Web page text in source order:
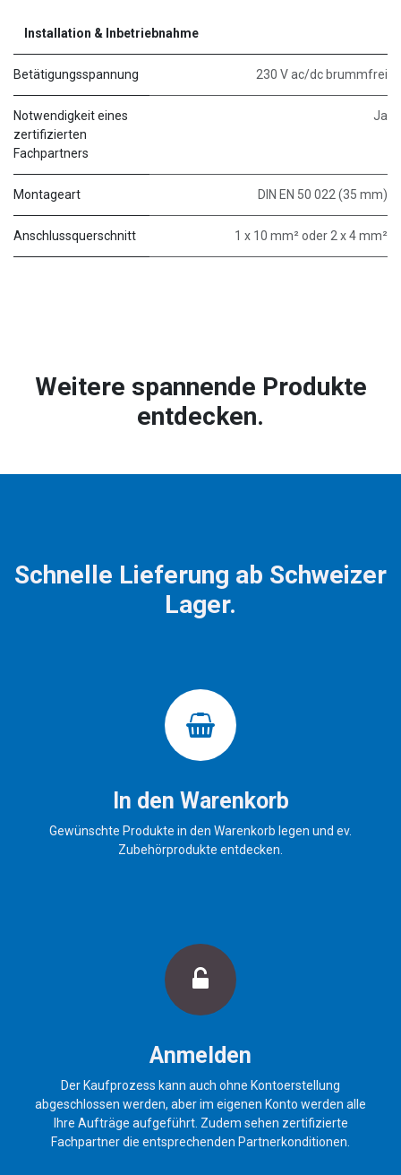
Installation & Inbetriebnahme
Betätigungsspannung 230 V ac/dc brummfrei
Notwendigkeit eines
zertifizierten
Fachpartners
Ja
Montageart DIN EN 50 022 (35 mm)
Anschlussquerschnitt 1 x 10 mm² oder 2 x 4 mm²
Weitere spannende Produkte
entdecken.
Schnelle Lieferung ab Schweizer
Lager.
In den Warenkorb
Gewünschte Produkte in den Warenkorb legen und ev.
Zubehörprodukte entdecken.
Anmelden
Der Kaufprozess kann auch ohne Kontoerstellung
abgeschlossen werden, aber im eigenen Konto werden alle
Ihre Aufträge aufgeführt. Zudem sehen zertifizierte
Fachpartner die entsprechenden Partnerkonditionen.